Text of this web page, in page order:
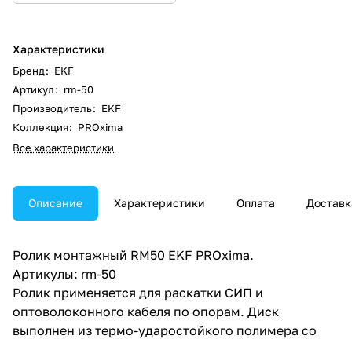
Характеристики
Бренд: EKF
Артикул: rm-50
Производитель: EKF
Коллекция: PROxima
Все характеристики
Описание Характеристики Оплата
Ролик монтажный RM50 EKF PROxima.
Артикулы: rm-50
Ролик применяется для раскатки СИП и
оптоволоконного кабеля по опорам. Диск
выполнен из термо-ударостойкого полимера со